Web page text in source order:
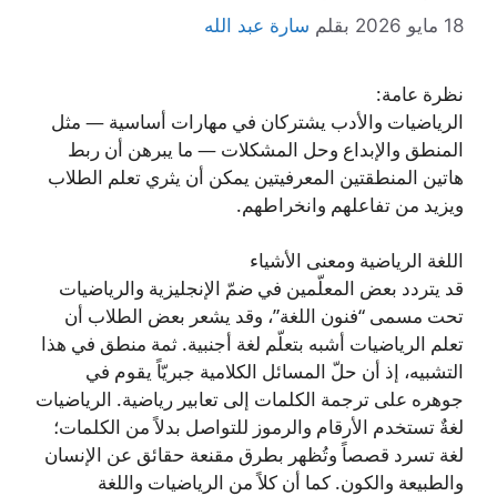
18 مايو 2026 بقلم سارة عبد الله
نظرة عامة:
الرياضيات والأدب يشتركان في مهارات أساسية — مثل
المنطق والإبداع وحل المشكلات — ما يبرهن أن ربط
هاتين المنطقتين المعرفيتين يمكن أن يثري تعلم الطلاب
ويزيد من تفاعلهم وانخراطهم.
اللغة الرياضية ومعنى الأشياء
قد يتردد بعض المعلّمين في ضمّ الإنجليزية والرياضيات
تحت مسمى “فنون اللغة”، وقد يشعر بعض الطلاب أن
تعلم الرياضيات أشبه بتعلّم لغة أجنبية. ثمة منطق في هذا
التشبيه، إذ أن حلّ المسائل الكلامية جبريّاً يقوم في
جوهره على ترجمة الكلمات إلى تعابير رياضية. الرياضيات
لغةٌ تستخدم الأرقام والرموز للتواصل بدلاً من الكلمات؛
لغة تسرد قصصاً وتُظهر بطرق مقنعة حقائق عن الإنسان
والطبيعة والكون. كما أن كلاً من الرياضيات واللغة